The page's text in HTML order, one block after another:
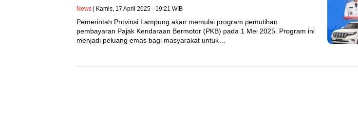
News | Kamis, 17 April 2025 - 19:21 WIB
Pemerintah Provinsi Lampung akan memulai program pemutihan
pembayaran Pajak Kendaraan Bermotor (PKB) pada 1 Mei 2025. Program ini
menjadi peluang emas bagi masyarakat untuk…